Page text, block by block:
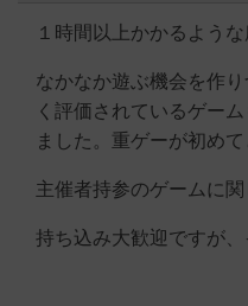
１時間以上かかるよう
なかなか遊ぶ機会を作
く評価されているゲー
ました。重ゲーが初め
主催者持参のゲームに
持ち込み大歓迎ですが